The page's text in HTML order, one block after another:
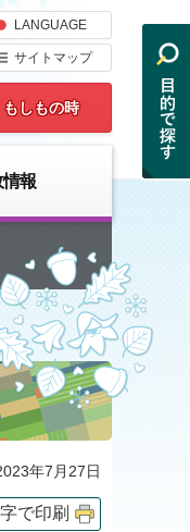
LANGUAGE
サイトマップ
もしもの時
報
年7月27日
で印刷